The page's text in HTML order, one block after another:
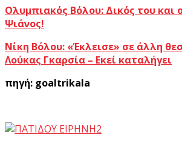
Ολυμπιακός Βόλου: Δικός του και
Ψιάνος!
Νίκη Βόλου: «Έκλεισε» σε άλλη
Λούκας Γκαρσία – Εκεί καταλήγει
πηγή: goaltrikala